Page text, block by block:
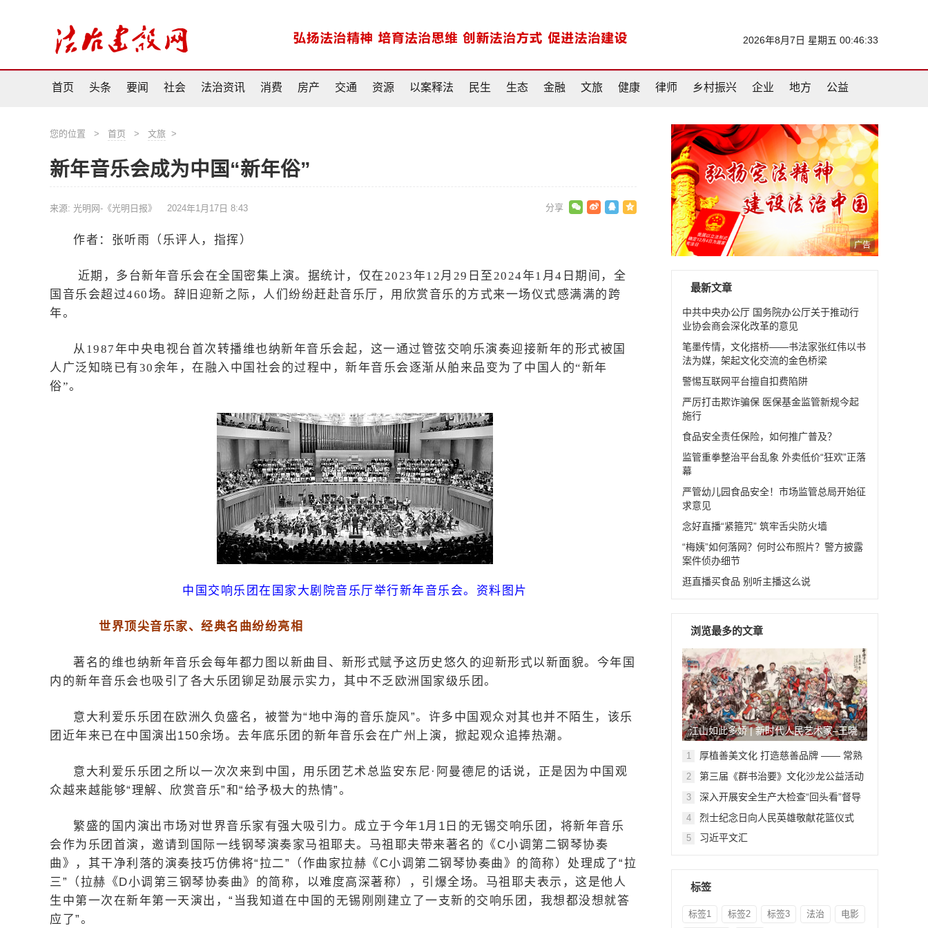
2026年8月7日 星期五 00:46:34
首页 头条 要闻 社会 法治资讯 消费 房产 交通 资源 以案释法 民生 生态 金融 文旅 健康 律师 乡村振兴 企业 地方 公益
您的位置 > 首页 > 文旅 >
新年音乐会成为中国“新年俗”
来源: 光明网-《光明日报》 2024年1月17日 8:43
作者：张听雨（乐评人，指挥）
近期，多台新年音乐会在全国密集上演。据统计，仅在2023年12月29日至2024年1月4日期间，全
国音乐会超过460场。辞旧迎新之际，人们纷纷赶赴音乐厅，用欣赏音乐的方式来一场仪式感满满的跨
年。
从1987年中央电视台首次转播维也纳新年音乐会起，这一通过管弦交响乐演奏迎接新年的形式被国
人广泛知晓已有30余年，在融入中国社会的过程中，新年音乐会逐渐从舶来品变为了中国人的“新年
俗”。
中国交响乐团在国家大剧院音乐厅举行新年音乐会。资料图片
世界顶尖音乐家、经典名曲纷纷亮相
著名的维也纳新年音乐会每年都力图以新曲目、新形式赋予这历史悠久的迎新形式以新面貌。今年国
内的新年音乐会也吸引了各大乐团铆足劲展示实力，其中不乏欧洲国家级乐团。
意大利爱乐乐团在欧洲久负盛名，被誉为“地中海的音乐旋风”。许多中国观众对其也并不陌生，该乐
团近年来已在中国演出150余场。去年底乐团的新年音乐会在广州上演，掀起观众追捧热潮。
意大利爱乐乐团之所以一次次来到中国，用乐团艺术总监安东尼·阿曼德尼的话说，正是因为中国观
众越来越能够“理解、欣赏音乐”和“给予极大的热情”。
繁盛的国内演出市场对世界音乐家有强大吸引力。成立于今年1月1日的无锡交响乐团，将新年音乐
会作为乐团首演，邀请到国际一线钢琴演奏家马祖耶夫。马祖耶夫带来著名的《C小调第二钢琴协奏
曲》，其干净利落的演奏技巧仿佛将“拉二”（作曲家拉赫《C小调第二钢琴协奏曲》的简称）处理成了“拉
三”（拉赫《D小调第三钢琴协奏曲》的简称，以难度高深著称），引爆全场。马祖耶夫表示，这是他人
生中第一次在新年第一天演出，“当我知道在中国的无锡刚刚建立了一支新的交响乐团，我想都没想就答
应了”。
广告
最新文章
中共中央办公厅 国务院办公厅关于推动行
业协会商会深化改革的意见
笔墨传情，文化搭桥——书法家张红伟以书
法为媒，架起文化交流的金色桥梁
警惕互联网平台擅自扣费陷阱
严厉打击欺诈骗保 医保基金监管新规今起
施行
食品安全责任保险，如何推广普及？
监管重拳整治平台乱象 外卖低价“狂欢”正落
幕
严管幼儿园食品安全！市场监管总局开始征
求意见
念好直播“紧箍咒” 筑牢舌尖防火墙
“梅姨”如何落网？何时公布照片？警方披露
案件侦办细节
逛直播买食品 别听主播这么说
浏览最多的文章
江山如此多娇 | 新时代人民艺术家–王晓
鹏
1
厚植善美文化 打造慈善品牌 —— 常熟
举行六个慈善文化教育基地授牌仪式
2
第三届《群书治要》文化沙龙公益活动
在北京顺利举行
3
深入开展安全生产大检查“回头看”督导
检查
4 烈士纪念日向人民英雄敬献花篮仪式
5 习近平文汇
标签
标签1 标签2 标签3 法治 电影